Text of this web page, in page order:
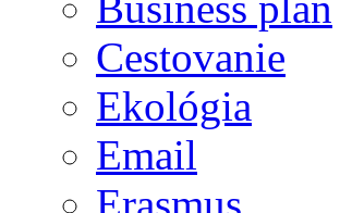
Cestovanie
Ekológia
Email